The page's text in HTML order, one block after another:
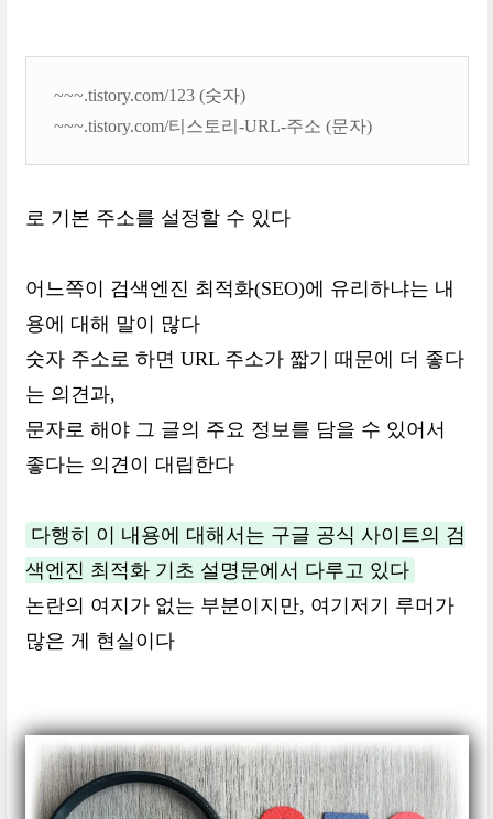
~~~.tistory.com/123 (숫자)
~~~.tistory.com/티스토리-URL-주소 (문자)
로 기본 주소를 설정할 수 있다
어느쪽이 검색엔진 최적화(SEO)에 유리하냐는 내
용에 대해 말이 많다
숫자 주소로 하면 URL 주소가 짧기 때문에 더 좋다
는 의견과,
문자로 해야 그 글의 주요 정보를 담을 수 있어서
좋다는 의견이 대립한다
다행히 이 내용에 대해서는 구글 공식 사이트의 검
색엔진 최적화 기초 설명문에서 다루고 있다
논란의 여지가 없는 부분이지만, 여기저기 루머가
많은 게 현실이다